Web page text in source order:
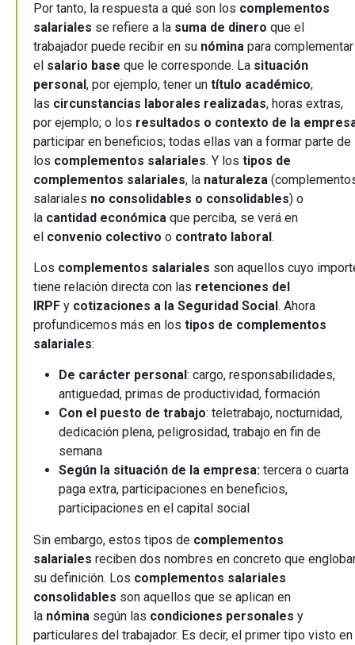
Por tanto, la respuesta a qué son los complementos
salariales se refiere a la suma de dinero que el
trabajador puede recibir en su nómina para complementar
el salario base que le corresponde. La situación
personal , por ejemplo, tener un título académico;
las circunstancias laborales realizadas, horas extras,
por ejemplo; o los resultados o contexto de la
participar en beneficios; todas ellas van a formar parte de
los complementos salariales. Y los tipos de
complementos salariales, la naturaleza
salariales no consolidables o consolidables) o
la cantidad económica que perciba, se verá en
el convenio colectivo o contrato laboral .
Los complementos salariales son aquellos cuyo
tiene relación directa con las retenciones del
IRPF y cotizaciones a la Seguridad Social . Ahora
profundicemos más en los tipos de complementos
salariales:
De carácter personal : cargo, responsabilidades,
antiguedad, primas de productividad, formación
Con el puesto de trabajo: teletrabajo, nocturnidad,
dedicación plena, peligrosidad, trabajo en fin de
semana
Según la situación de la empresa: tercera o cuarta
paga extra, participaciones en beneficios,
participaciones en el capital social
Sin embargo, estos tipos de complementos
salariales reciben dos nombres en concreto que
su definición. Los complementos salariales
consolidables son aquellos que se aplican en
la nómina según las condiciones personales y
particulares del trabajador. Es decir, el primer tipo visto en